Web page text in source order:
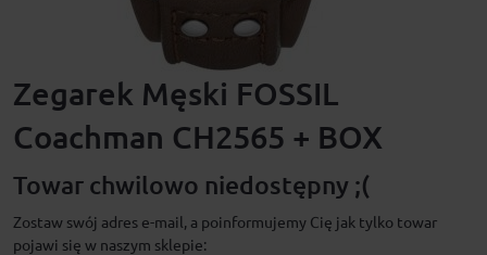
Zegarek Męski FOSSIL
Coachman CH2565 + BOX
Towar chwilowo niedostępny ;(
Zostaw swój adres e-mail, a poinformujemy Cię jak tylko towar
pojawi się w naszym sklepie: